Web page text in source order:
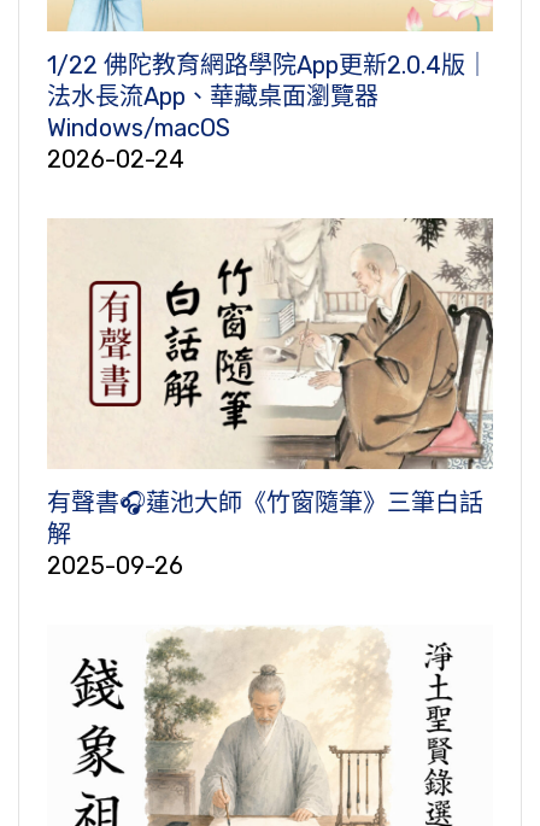
1/22 佛陀教育網路學院App更新2.0.4版｜
法水長流App、華藏桌面瀏覽器
Windows/macOS
2026-02-24
有聲書🎧蓮池大師《竹窗隨筆》三筆白話
解
2025-09-26